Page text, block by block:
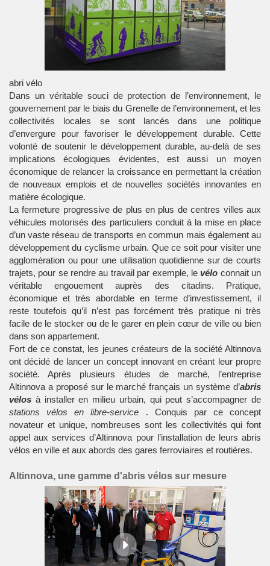
abri vélo
Dans un véritable souci de protection de l’environnement, le
gouvernement par le biais du Grenelle de l’environnement, et les
collectivités locales se sont lancés dans une politique
d’envergure pour favoriser le développement durable. Cette
volonté de soutenir le développement durable, au-delà de ses
implications écologiques évidentes, est aussi un moyen
économique de relancer la croissance en permettant la création
de nouveaux emplois et de nouvelles sociétés innovantes en
matière écologique.
La fermeture progressive de plus en plus de centres villes aux
véhicules motorisés des particuliers conduit à la mise en place
d’un vaste réseau de transports en commun mais également au
développement du cyclisme urbain. Que ce soit pour visiter une
agglomération ou pour une utilisation quotidienne sur de courts
trajets, pour se rendre au travail par exemple, le vélo connait un
véritable engouement auprès des citadins. Pratique,
économique et très abordable en terme d’investissement, il
reste toutefois qu’il n’est pas forcément très pratique ni très
facile de le stocker ou de le garer en plein cœur de ville ou bien
dans son appartement.
Fort de ce constat, les jeunes créateurs de la société Altinnova
ont décidé de lancer un concept innovant en créant leur propre
société. Après plusieurs études de marché, l’entreprise
Altinnova a proposé sur le marché français un système d’abris
vélos à installer en milieu urbain, qui peut s’accompagner de
stations vélos en libre-service
. Conquis par ce concept
novateur et unique, nombreuses sont les collectivités qui font
appel aux services d’Altinnova pour l’installation de leurs abris
vélos en ville et aux abords des gares ferroviaires et routières.
Altinnova, une gamme d'abris vélos sur mesure